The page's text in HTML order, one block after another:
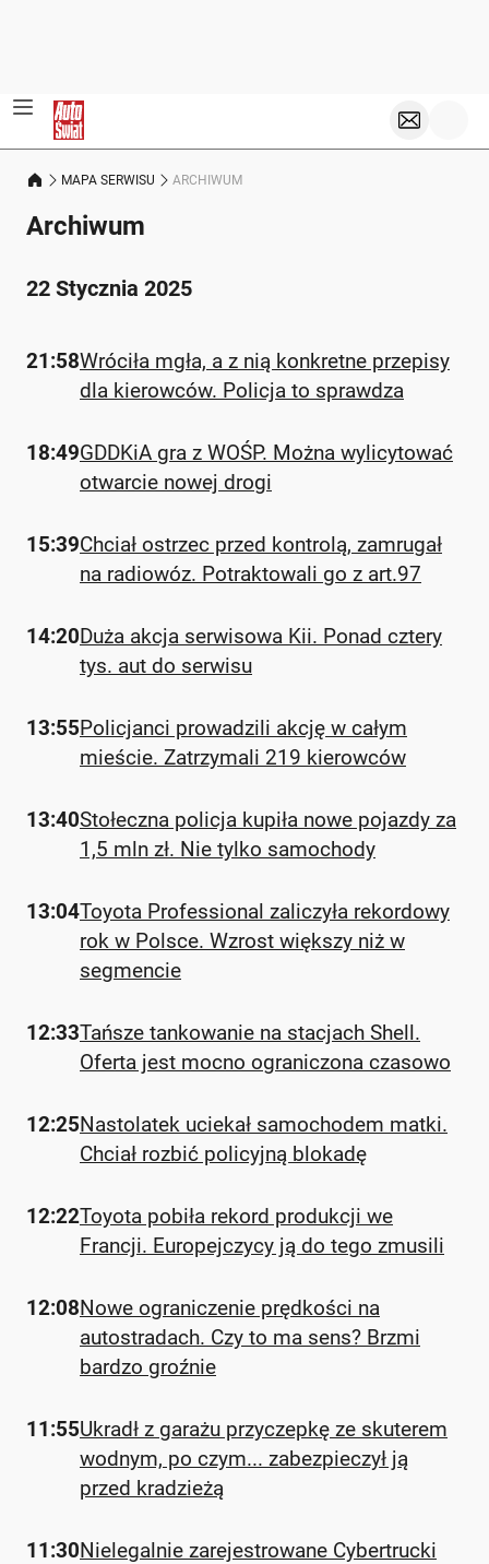
MAPA SERWISU ARCHIWUM
Archiwum
22 Stycznia 2025
21:58Wróciła mgła, a z nią konkretne przepisy
dla kierowców. Policja to sprawdza
18:49GDDKiA gra z WOŚP. Można wylicytować
otwarcie nowej drogi
15:39Chciał ostrzec przed kontrolą, zamrugał
na radiowóz. Potraktowali go z art.97
14:20Duża akcja serwisowa Kii. Ponad cztery
tys. aut do serwisu
13:55Policjanci prowadzili akcję w całym
mieście. Zatrzymali 219 kierowców
13:40Stołeczna policja kupiła nowe pojazdy za
1,5 mln zł. Nie tylko samochody
13:04Toyota Professional zaliczyła rekordowy
rok w Polsce. Wzrost większy niż w
segmencie
12:33Tańsze tankowanie na stacjach Shell.
Oferta jest mocno ograniczona czasowo
12:25Nastolatek uciekał samochodem matki.
Chciał rozbić policyjną blokadę
12:22Toyota pobiła rekord produkcji we
Francji. Europejczycy ją do tego zmusili
12:08Nowe ograniczenie prędkości na
autostradach. Czy to ma sens? Brzmi
bardzo groźnie
11:55Ukradł z garażu przyczepkę ze skuterem
wodnym, po czym... zabezpieczył ją
przed kradzieżą
11:30Nielegalnie zarejestrowane Cybertrucki